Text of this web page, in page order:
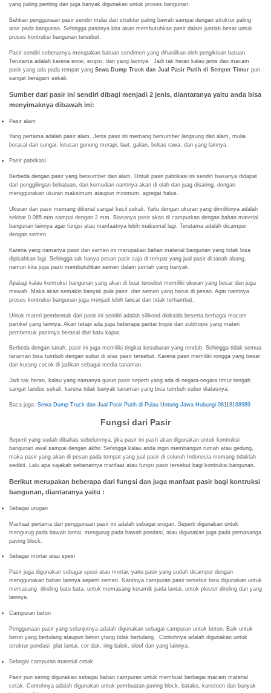
yang paling penting dan juga banyak digunakan untuk proses bangunan.
Bahkan penggunaan pasir sendiri mulai dari struktur paling bawah sampai dengan struktur paling
atas pada bangunan. Sehingga pastinya kita akan membutuhkan pasir dalam jumlah besar untuk
proses kontruksi bangunan tersebut.
Pasir sendiri sebenarnya merupakan batuan sendimen yang dihasilkan oleh pengikisan batuan.
Terutama adalah karena erosi, erupsi, dan yang lainnya. Jadi tak heran kalau jenis dan macam
pasir yang ada pada tempat yang Sewa Dump Truck dan Jual Pasir Putih di Semper Timur pun
sangat beragam sekali.
Sumber dari pasir ini sendiri dibagi menjadi 2 jenis, diantaranya yaitu anda bisa
menyimaknya dibawah ini:
Pasir alam
Yang pertama adalah pasir alam. Jenis pasir ini memang bersumber langsung dari alam, mulai
berasal dari sungai, letusan gunung merapi, laut, galian, bekas rawa, dan yang lainnya.
Pasir pabrikasi
Berbeda dengan pasir yang bersumber dari alam. Untuk pasir pabrikasi ini sendiri biasanya didapat
dari penggilingan bebatuan, dan kemudian nantinya akan di olah dan juag disaring, dengan
menggunakan ukuran maksimum ataupun minimum, agregat halus.
Ukuran dari pasir memang dikenal sangat kecil sekali. Yaitu dengan ukuran yang dimilikinya adalah
sekitar 0.065 mm sampai dengan 2 mm. Biasanya pasir akan di campurkan dengan bahan material
bangunan lainnya agar fungsi atau manfaatnya lebih maksimal lagi. Terutama adalah dicampur
dengan semen.
Karena yang namanya pasir dan semen ini merupakan bahan material bangunan yang tidak bisa
dipisahkan lagi. Sehingga tak hanya pesan pasir saja di tempat yang jual pasir di tanah abang,
namun kita juga pasti membutuhkan semen dalam jumlah yang banyak.
Apalagi kalau kontruksi bangunan yang akan di buat tersebut memiliki ukuran yang besar dan juga
mewah. Maka akan semakin banyak pula pasir dan semen yang harus di pesan. Agar nantinya
proses kontruksi bangunan juga menjadi lebih lancar dan tidak terhambat.
Untuk materi pembentuk dari pasir ini sendiri adalah silikond dioksida beserta berbagai macam
partikel yang lainnya. Akan tetapi ada juga beberapa pantai tropis dan subtropis yang materi
pembentuk pasirnya berasal dari batu kapur.
Berbeda dengan tanah, pasir ini juga memiliki tingkat kesuburan yang rendah. Sehingga tidak semua
tanaman bisa tumbuh dengan subur di atas pasir tersebut. Karena pasir memiliki rongga yang besar
dan kurang cocok di jadikan sebagai media tanaman.
Jadi tak heran, kalau yang namanya gurun pasir seperti yang ada di negara-negara timur tengah
sangat tandus sekali, karena tidak banyak tanaman yang bisa tumbuh subur diatasnya.
Baca juga: Sewa Dump Truck dan Jual Pasir Putih di Pulau Untung Jawa Hubungi 08118168989
Fungsi dari Pasir
Seperti yang sudah dibahas sebelumnya, jika pasir ini pasti akan digunakan untuk kontruksi
bangunan awal sampai dengan akhir. Sehingga kalau anda ingin membangun rumah atau gedung,
maka pasir yang akan di pesan pada tempat yang jual pasir di seluruh Indonesia memang tidaklah
sedikit. Lalu apa sajakah sebenarnya manfaat atau fungsi pasir tersebut bagi kontruksi bangunan.
Berikut merupakan beberapa dari fungsi dan juga manfaat pasir bagi kontruksi
bangunan, diantaranya yaitu :
Sebagai urugan
Manfaat pertama dari penggunaan pasir ini adalah sebagai urugan. Seperti digunakan untuk
mengurug pada bawah lantai, mengurug pada bawah pondasi, atau digunakan juga pada pemasanga
paving block.
Sebagai mortar atau spesi
Pasir juga digunakan sebagai spesi atau mortar, yaitu pasir yang sudah dicampur dengan
menggunakan bahan lainnya seperti semen. Nantinya campuran pasir tersebut bisa digunakan untuk
memasang dinding batu bata, untuk memasang keramik pada lantai, untuk plester dinding dan yang
lainnya.
Campuran beton
Penggunaan pasir yang selanjutnya adalah digunakan sebagai campuran untuk beton. Baik untuk
beton yang bertulang ataupun beton ytang tidak bertulang. Contohnya adalah digunakan untuk
struktur pondasi plat lantai, cor dak, ring balok, sloof dan yang lainnya.
Sebagai campuran material cetak
Pasir pun sering digunakan sebagai bahan campuran untuk membuat berbagai macam material
cetak. Contohnya adalah digunakan untuk pembuatan paving block, batako, kansteen dan banyak